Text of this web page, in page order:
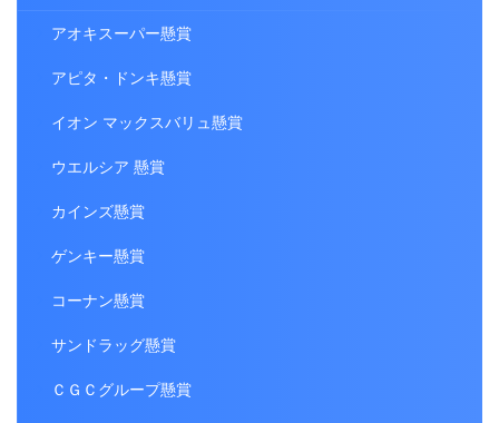
アオキスーパー懸賞
アピタ・ドンキ懸賞
イオン マックスバリュ懸賞
ウエルシア 懸賞
カインズ懸賞
ゲンキー懸賞
コーナン懸賞
サンドラッグ懸賞
ＣＧＣグループ懸賞